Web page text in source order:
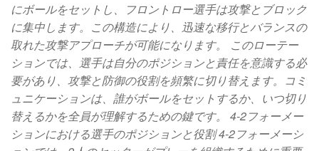
にボールをセットし、フロントロー選手は攻撃とブロック
に集中します。この構造により、迅速な移行とバランスの
取れた攻撃アプローチが可能になります。 このローテー
ションでは、選手は自分のポジションと責任を意識する必
要があり、攻撃と防御の役割を頻繁に切り替えます。コミ
ュニケーションは、誰がボールをセットするか、いつ切り
替えるかを全員が理解するための鍵です。 4-2フォーメー
ションにおける選手のポジションと役割 4-2フォーメーシ